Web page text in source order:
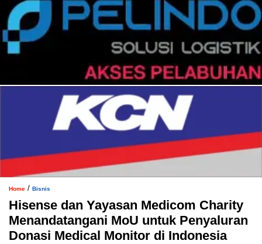
Home / Bisnis
Hisense dan Yayasan Medicom Charity
Menandatangani MoU untuk Penyaluran
Donasi Medical Monitor di Indonesia